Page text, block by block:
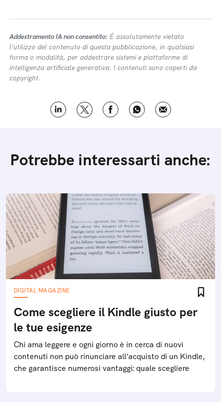
Addestramento IA non consentito: É assolutamente vietato
l’utilizzo del contenuto di questa pubblicazione, in qualsiasi
forma o modalità, per addestrare sistemi e piattaforme di
intelligenza artificiale generativa. I contenuti sono coperti da
copyright.
Potrebbe interessarti anche:
DIGITAL MAGAZINE
Come scegliere il Kindle giusto per
le tue esigenze
Chi ama leggere e ogni giorno è in cerca di nuovi
contenuti non può rinunciare all’acquisto di un Kindle,
che garantisce numerosi vantaggi: quale scegliere